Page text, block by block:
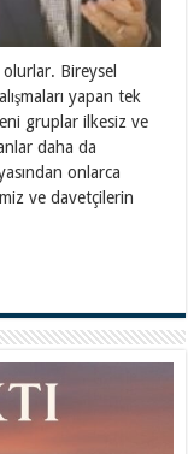
olurlar. Bireysel
yapan tek
gruplar ilkesiz ve
daha da
onlarca
ve davetçilerin